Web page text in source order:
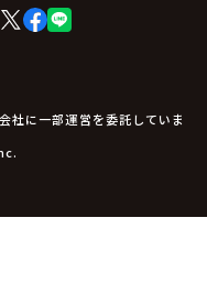
X
(Twitter)
Facebook
LINE
に一部運営を委託していま